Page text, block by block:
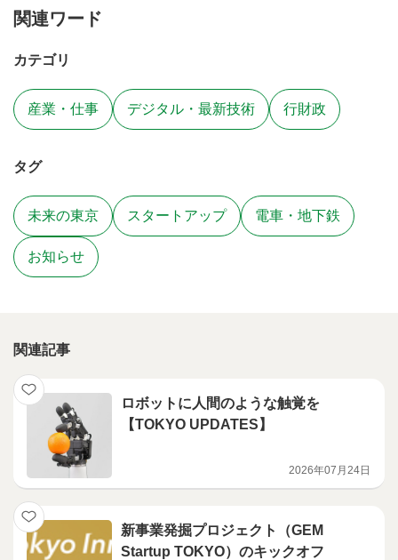
関連ワード
カテゴリ
産業・仕事 デジタル・最新技術 行財政
タグ
未来の東京 スタートアップ 電車・地下鉄
お知らせ
関連記事
ロボットに人間のような触覚を
【TOKYO UPDATES】
2026年07月24日
新事業発掘プロジェクト（GEM
Startup TOKYO）のキックオフ